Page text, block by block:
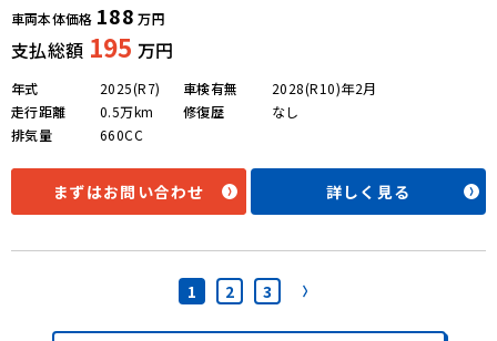
車両本体価格 188 万円
支払総額 195 万円
年式
2025(R7)
走行距離
0.5万km
排気量
660CC
車検有無
2028(R10)年2月
修復歴
なし
まずはお問い合わせ 詳しく見る
1 2 3